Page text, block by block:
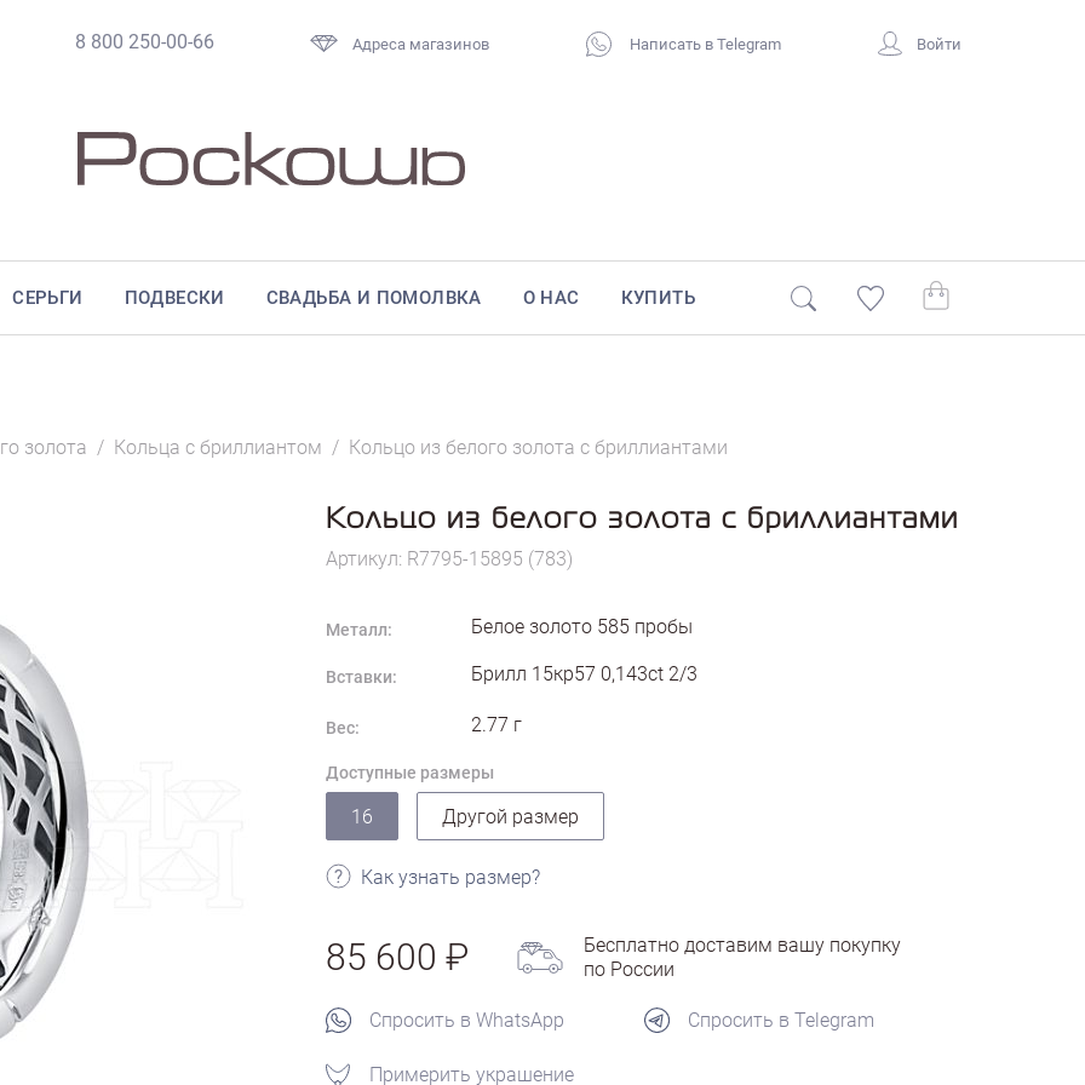
8 800 250-00-66 Адреса магазинов Написать в Telegram Войти
СЕРЬГИ ПОДВЕСКИ СВАДЬБА И ПОМОЛВКА О НАС КУПИТЬ
золота / Кольца с бриллиантом / Кольцо из белого золота с бриллиантами
Кольцо из белого золота с бриллиантами
Артикул: R7795-15895 (783)
Металл: Белое золото 585 пробы
Вставки: Брилл 15кр57 0,143ct 2/3
Вес: 2.77 г
Доступные размеры
16 Другой размер
Как узнать размер?
85 600
Бесплатно доставим вашу покупку
по России
Спросить в WhatsApp Спросить в Telegram
Примерить украшение